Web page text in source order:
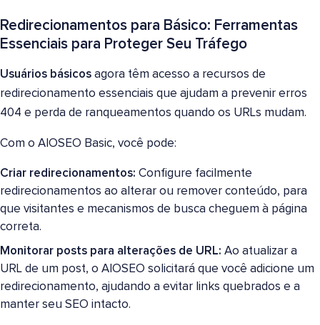
Redirecionamentos para Básico: Ferramentas
Essenciais para Proteger Seu Tráfego
Usuários básicos agora têm acesso a recursos de
redirecionamento essenciais que ajudam a prevenir erros
404 e perda de ranqueamentos quando os URLs mudam.
Com o AIOSEO Basic, você pode:
Criar redirecionamentos: Configure facilmente
redirecionamentos ao alterar ou remover conteúdo, para
que visitantes e mecanismos de busca cheguem à página
correta.
Monitorar posts para alterações de URL: Ao atualizar a
URL de um post, o AIOSEO solicitará que você adicione um
redirecionamento, ajudando a evitar links quebrados e a
manter seu SEO intacto.